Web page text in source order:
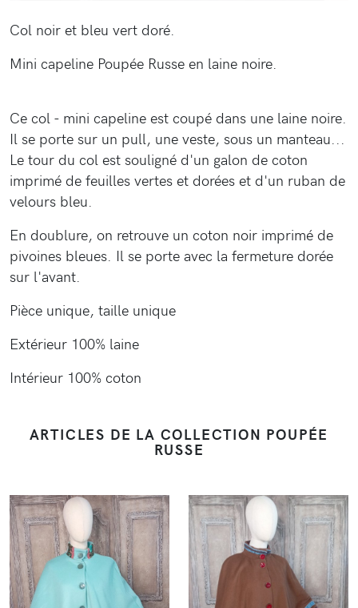
Col noir et bleu vert doré.
Mini capeline Poupée Russe en laine noire.
Ce col - mini capeline est coupé dans une laine noire.
Il se porte sur un pull, une veste, sous un manteau...
Le tour du col est souligné d'un galon de coton
imprimé de feuilles vertes et dorées et d'un ruban de
velours bleu.
En doublure, on retrouve un coton noir imprimé de
pivoines bleues. Il se porte avec la fermeture dorée
sur l'avant.
Pièce unique, taille unique
Extérieur 100% laine
Intérieur 100% coton
ARTICLES DE LA COLLECTION POUPÉE
RUSSE